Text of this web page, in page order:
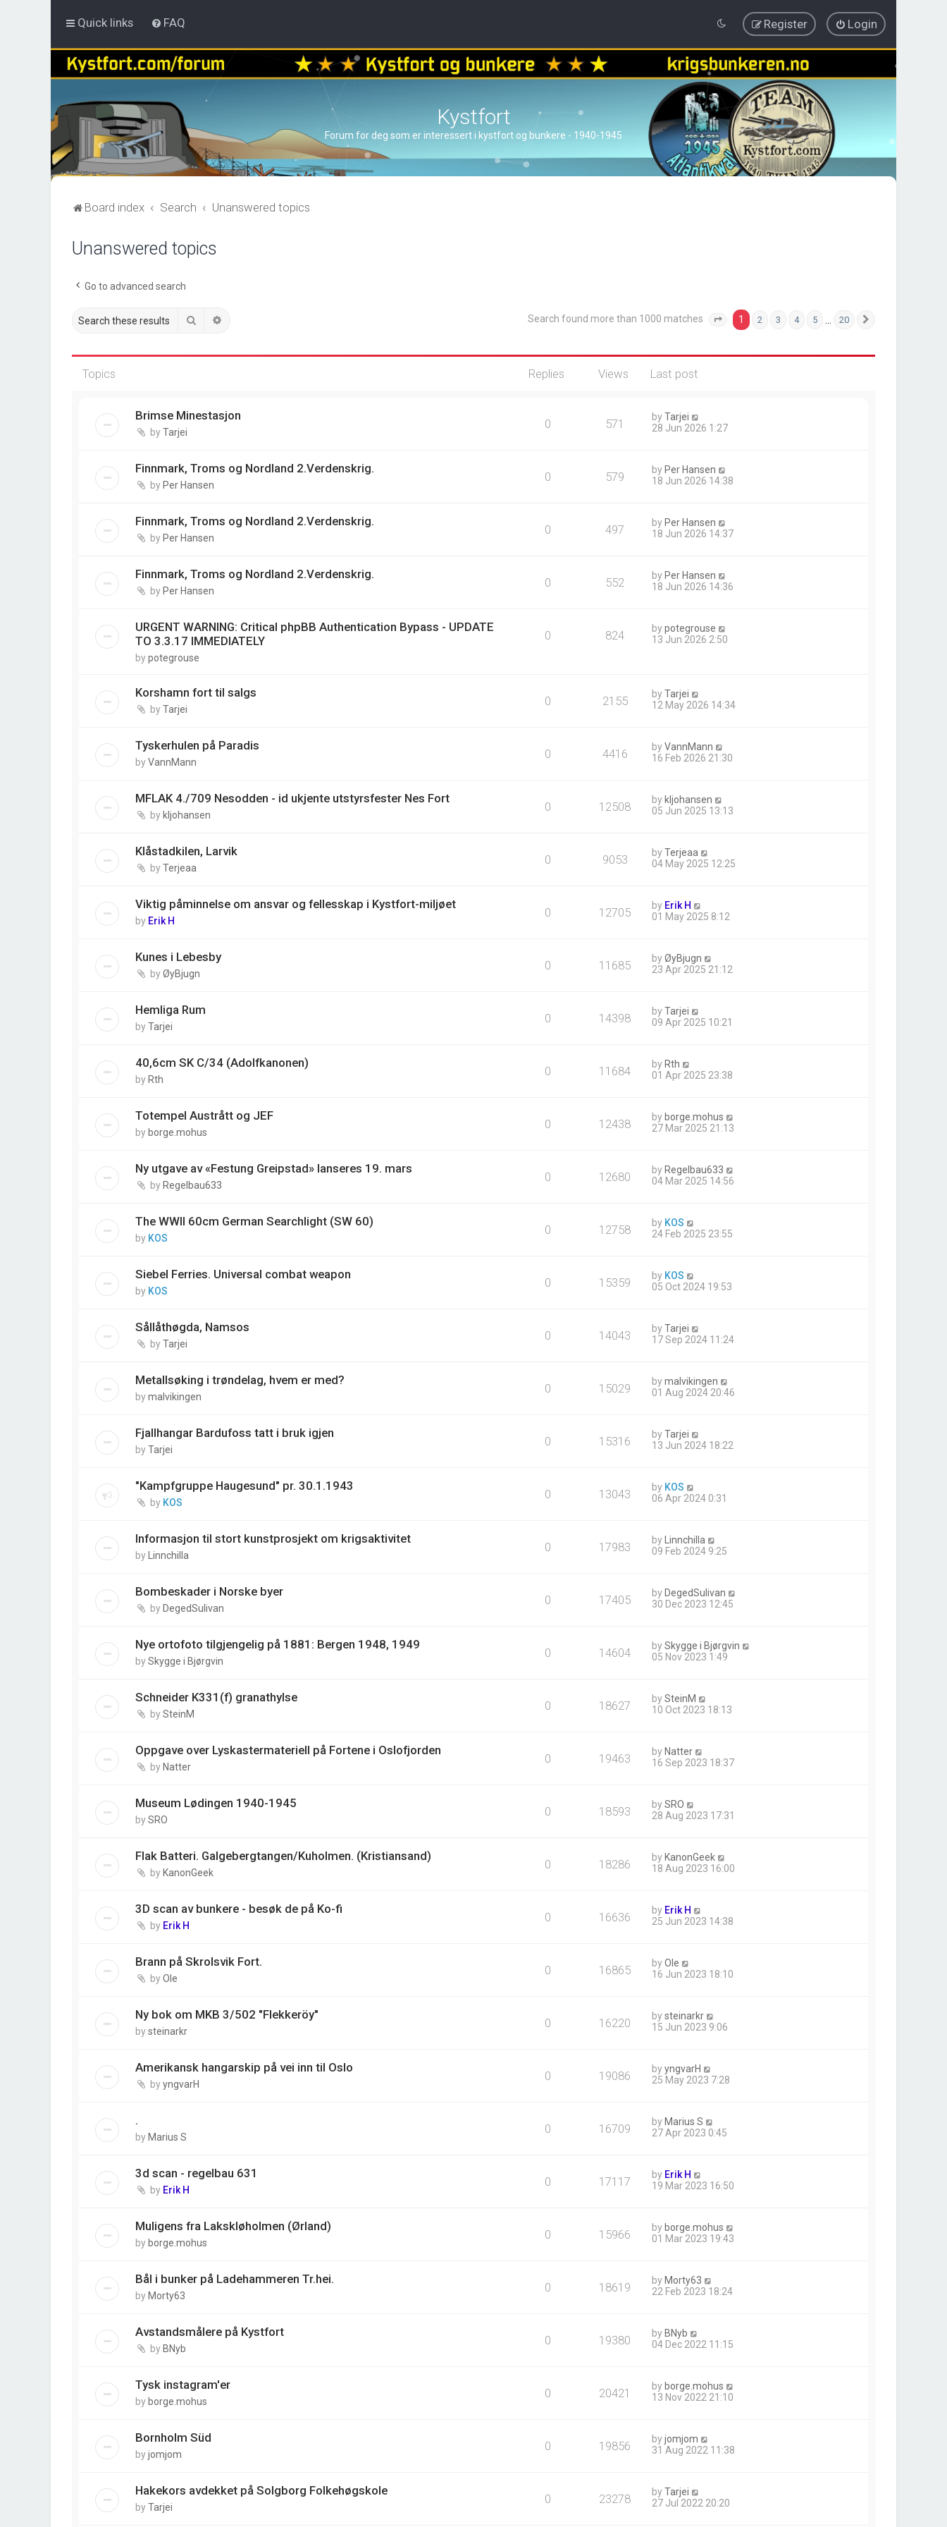
Quick links FAQ Login
Register
Kystfort
Forum for deg som er interessert i kystfort og bunkere - 1940-1945
Board index Search Unanswered topics
Unanswered topics
Go to advanced search
Search Search found more than 1000 matches Page 1 of
1 2 3 4 5 20
Topics Replies Views Last post
Brimse Minestasjon
byTarjei
0 571 byTarjei
28 Jun 2026 1:27
Finnmark, Troms og Nordland 2.Verdenskrig.
by Per Hansen
0 579 by Per Hansen
18 Jun 2026 14:38
Finnmark, Troms og Nordland 2.Verdenskrig.
by Per Hansen
0 497 by Per Hansen
18 Jun 2026 14:37
Finnmark, Troms og Nordland 2.Verdenskrig.
by Per Hansen
0 552 by Per Hansen
18 Jun 2026 14:36
URGENT WARNING: Critical phpBB Authentication Bypass - UPDATE
TO 3.3.17 IMMEDIATELY
bypotegrouse
0 824 bypotegrouse
13 Jun 2026 2:50
Korshamn fort til salgs
byTarjei
0 2155 byTarjei
12 May 2026 14:34
Tyskerhulen på Paradis
byVannMann
0 4416 byVannMann
16 Feb 2026 21:30
MFLAK 4./709 Nesodden - id ukjente utstyrsfester Nes Fort
by kljohansen
0 12508 by kljohansen
05 Jun 2025 13:13
Klåstadkilen, Larvik
byTerjeaa
0 9053 byTerjeaa
04 May 2025 12:25
Viktig påminnelse om ansvar og fellesskap i Kystfort-miljøet
by Erik H
0 12705 by Erik H
01 May 2025 8:12
Kunes i Lebesby
byØyBjugn
0 11685 byØyBjugn
23 Apr 2025 21:12
Hemliga Rum
byTarjei
0 14398 byTarjei
09 Apr 2025 10:21
40,6cm SK C/34 (Adolfkanonen)
by Rth
0 11684 by Rth
01 Apr 2025 23:38
Totempel Austrått og JEF
by borge.mohus
0 12438 by borge.mohus
27 Mar 2025 21:13
Ny utgave av «Festung Greipstad» lanseres 19. mars
by Regelbau633
0 12680 by Regelbau633
04 Mar 2025 14:56
The WWII 60cm German Searchlight (SW 60)
by KOS
0 12758 by KOS
24 Feb 2025 23:55
Siebel Ferries. Universal combat weapon
by KOS
0 15359 by KOS
05 Oct 2024 19:53
Sållåthøgda, Namsos
byTarjei
0 14043 byTarjei
17 Sep 2024 11:24
Metallsøking i trøndelag, hvem er med?
bymalvikingen
0 15029 bymalvikingen
01 Aug 2024 20:46
Fjallhangar Bardufoss tatt i bruk igjen
byTarjei
0 15316 byTarjei
13 Jun 2024 18:22
"Kampfgruppe Haugesund" pr. 30.1.1943
by KOS
0 13043 by KOS
06 Apr 2024 0:31
Informasjon til stort kunstprosjekt om krigsaktivitet
by Linnchilla
0 17983 by
Linnchilla
09 Feb 2024 9:25
Bombeskader i Norske byer
by DegedSulivan
0 17405 by DegedSulivan
30 Dec 2023 12:45
Nye ortofoto tilgjengelig på 1881: Bergen 1948, 1949
bySkygge i Bjørgvin
0 14604 bySkygge i Bjørgvin
05 Nov 2023 1:49
Schneider K331(f) granathylse
bySteinM
0 18627 bySteinM
10 Oct 2023 18:13
Oppgave over Lyskastermateriell på Fortene i Oslofjorden
by Natter
0 19463 by Natter
16 Sep 2023 18:37
Museum Lødingen 1940-1945
bySRO
0 18593 bySRO
28 Aug 2023 17:31
Flak Batteri. Galgebergtangen/Kuholmen. (Kristiansand)
by KanonGeek
0 18286 by KanonGeek
18 Aug 2023 16:00
3D scan av bunkere - besøk de på Ko-fi
by Erik H
0 16636 by Erik H
25 Jun 2023 14:38
Brann på Skrolsvik Fort.
byOle
0 16865 byOle
16 Jun 2023 18:10
Ny bok om MKB 3/502 "Flekkeröy"
bysteinarkr
0 16220 bysteinarkr
15 Jun 2023 9:06
Amerikansk hangarskip på vei inn til Oslo
byyngvarH
0 19086 byyngvarH
25 May 2023 7:28
.
by Marius S
0 16709 by Marius S
27 Apr 2023 0:45
3d scan - regelbau 631
by Erik H
0 17117 by Erik H
19 Mar 2023 16:50
Muligens fra Lakskløholmen (Ørland)
by borge.mohus
0 15966 by borge.mohus
01 Mar 2023 19:43
Bål i bunker på Ladehammeren Tr.hei.
by Morty63
0 18619 by Morty63
22 Feb 2023 18:24
Avstandsmålere på Kystfort
by BNyb
0 19380 by BNyb
04 Dec 2022 11:15
Tysk instagram'er
by borge.mohus
0 20421 by borge.mohus
13 Nov 2022 21:10
Bornholm Süd
byjomjom
0 19856 byjomjom
31 Aug 2022 11:38
Hakekors avdekket på Solgborg Folkehøgskole
byTarjei
0 23278 byTarjei
27 Jul 2022 20:20